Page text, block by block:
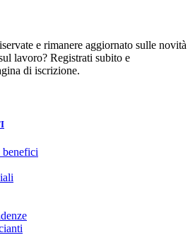
e rimanere aggiornato sulle novità
lavoro? Registrati subito e
di iscrizione.